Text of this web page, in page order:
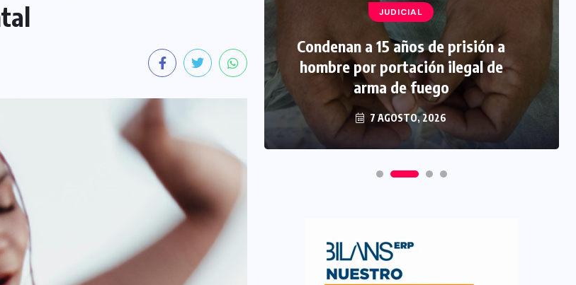
JUDICIAL
Condenan a 15 años de prisión a
hombre por portación ilegal de
arma de fuego
7 AGOSTO, 2026